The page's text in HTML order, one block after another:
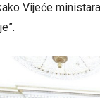
Vijeće